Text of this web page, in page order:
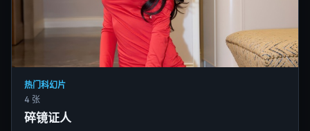
热门科幻片
4 张
碎镜证人